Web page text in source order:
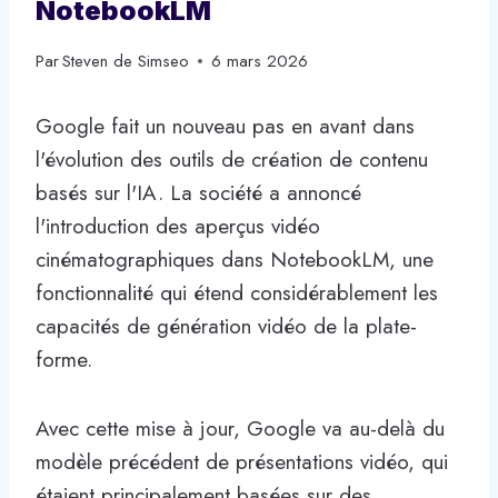
NotebookLM
ParSteven de Simseo 6 mars 2026
Google fait un nouveau pas en avant dans
l'évolution des outils de création de contenu
basés sur l'IA. La société a annoncé
l'introduction des aperçus vidéo
cinématographiques dans NotebookLM, une
fonctionnalité qui étend considérablement les
capacités de génération vidéo de la plate-
forme.
Avec cette mise à jour, Google va au-delà du
modèle précédent de présentations vidéo, qui